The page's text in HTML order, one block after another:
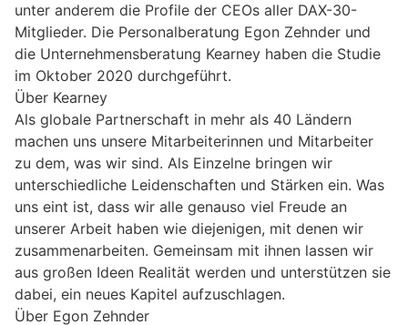
unter anderem die Profile der CEOs aller DAX-30-
Mitglieder. Die Personalberatung Egon Zehnder und
die Unternehmensberatung Kearney haben die Studie
im Oktober 2020 durchgeführt.
Über Kearney
Als globale Partnerschaft in mehr als 40 Ländern
machen uns unsere Mitarbeiterinnen und Mitarbeiter
zu dem, was wir sind. Als Einzelne bringen wir
unterschiedliche Leidenschaften und Stärken ein. Was
uns eint ist, dass wir alle genauso viel Freude an
unserer Arbeit haben wie diejenigen, mit denen wir
zusammenarbeiten. Gemeinsam mit ihnen lassen wir
aus großen Ideen Realität werden und unterstützen sie
dabei, ein neues Kapitel aufzuschlagen.
Über Egon Zehnder